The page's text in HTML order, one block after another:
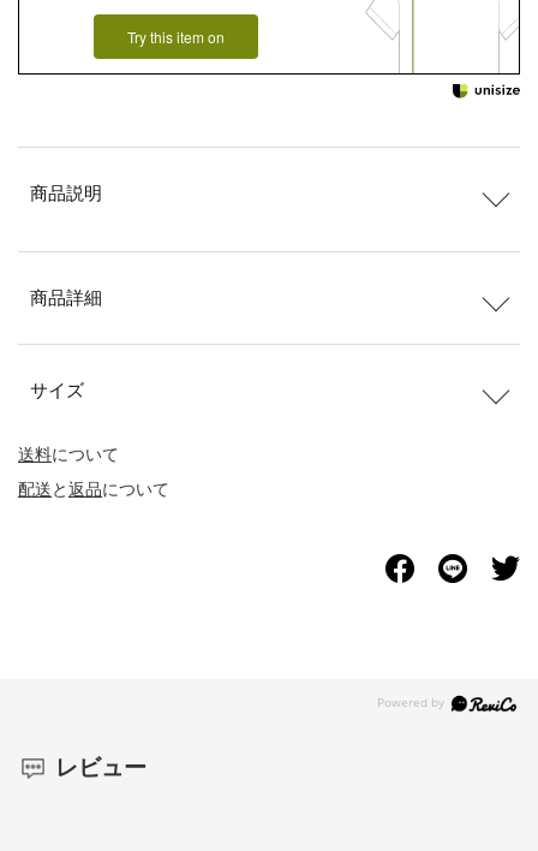
Try this item on
送料について
配送と返品について
商品説明
商品詳細
サイズ
レビュー